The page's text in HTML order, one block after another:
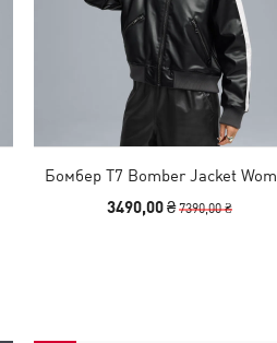
Бомбер T7 Bomber Jacket
3490,00 ₴7390,00 ₴